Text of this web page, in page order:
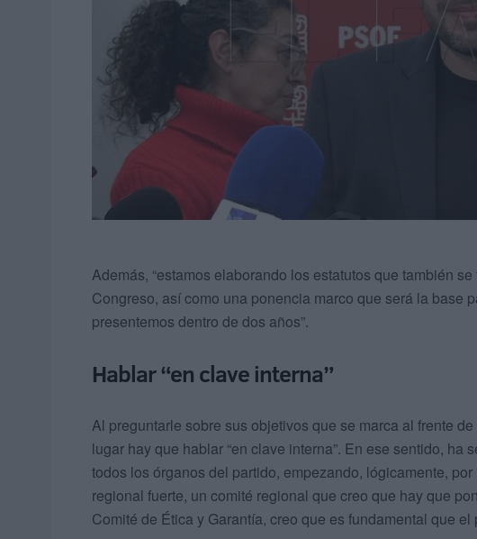
Además, “estamos elaborando los estatutos que también
Congreso, así como una ponencia marco que será la base
presentemos dentro de dos años”.
Hablar “en clave interna”
Al preguntarle sobre sus objetivos que se marca al frente
lugar hay que hablar “en clave interna”. En ese sentido, ha
todos los órganos del partido, empezando, lógicamente,
regional fuerte, un comité regional que creo que hay que
Comité de Ética y Garantía, creo que es fundamental que el